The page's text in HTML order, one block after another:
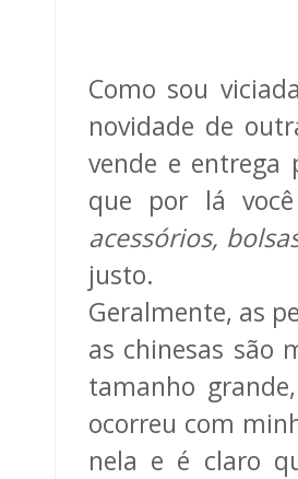
Como sou
novidade de
vende e
que por lá
acessórios,
justo.
Geralmente, as
as chinesas são
tamanho
ocorreu com
nela e é claro